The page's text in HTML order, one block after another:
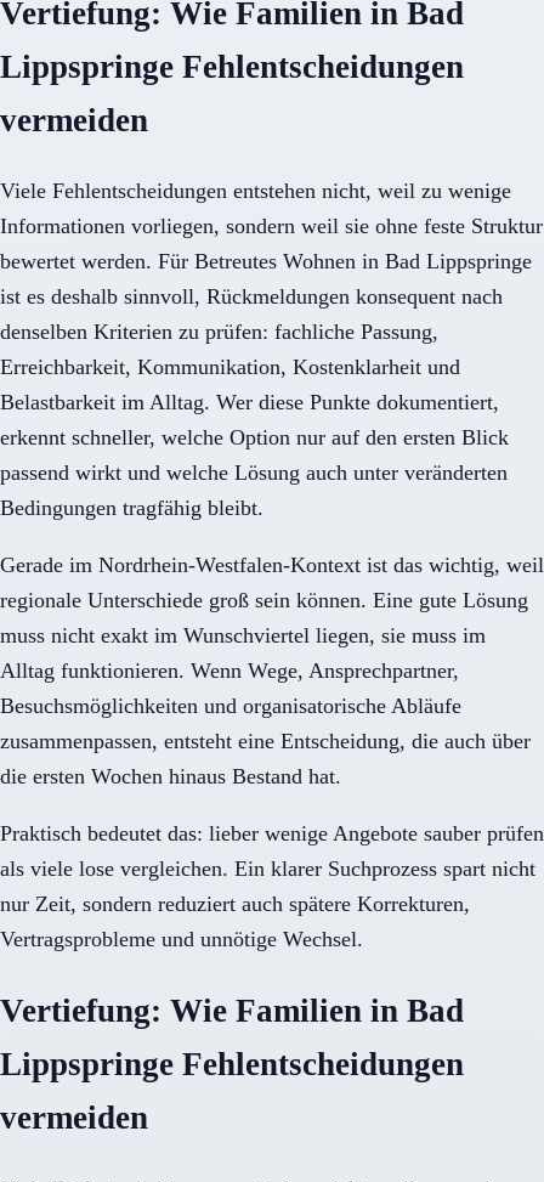
Vertiefung: Wie Familien in Bad
Lippspringe Fehlentscheidungen
vermeiden
Viele Fehlentscheidungen entstehen nicht, weil zu wenige
Informationen vorliegen, sondern weil sie ohne feste Struktur
bewertet werden. Für Betreutes Wohnen in Bad Lippspringe
ist es deshalb sinnvoll, Rückmeldungen konsequent nach
denselben Kriterien zu prüfen: fachliche Passung,
Erreichbarkeit, Kommunikation, Kostenklarheit und
Belastbarkeit im Alltag. Wer diese Punkte dokumentiert,
erkennt schneller, welche Option nur auf den ersten Blick
passend wirkt und welche Lösung auch unter veränderten
Bedingungen tragfähig bleibt.
Gerade im Nordrhein-Westfalen-Kontext ist das wichtig, weil
regionale Unterschiede groß sein können. Eine gute Lösung
muss nicht exakt im Wunschviertel liegen, sie muss im
Alltag funktionieren. Wenn Wege, Ansprechpartner,
Besuchsmöglichkeiten und organisatorische Abläufe
zusammenpassen, entsteht eine Entscheidung, die auch über
die ersten Wochen hinaus Bestand hat.
Praktisch bedeutet das: lieber wenige Angebote sauber prüfen
als viele lose vergleichen. Ein klarer Suchprozess spart nicht
nur Zeit, sondern reduziert auch spätere Korrekturen,
Vertragsprobleme und unnötige Wechsel.
Vertiefung: Wie Familien in Bad
Lippspringe Fehlentscheidungen
vermeiden